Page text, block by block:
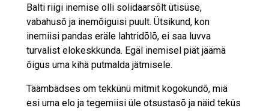
Balti riigi inemise olli solidaarsõlt ütisüse,
vabahusõ ja inemõiguisi puult. Ütsikund, kon
inemiisi pandas eräle lahtridõlõ, ei saa luvva
turvalist elokeskkunda. Egäl inemisel piät jäämä
õigus uma kihä putmalda jätmisele.
Täämbädses om tekkünü mitmit kogokundõ, miä
esi uma elo ja tegemiisi üle otsustasõ ja näid teküs